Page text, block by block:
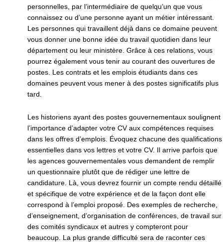
personnelles, par l’intermédiaire de quelqu’un que vous
connaissez ou d’une personne ayant un métier intéressant.
Les personnes qui travaillent déjà dans ce domaine peuvent
vous donner une bonne idée du travail quotidien dans leur
département ou leur ministère. Grâce à ces relations, vous
pourrez également vous tenir au courant des ouvertures de
postes. Les contrats et les emplois étudiants dans ces
domaines peuvent vous mener à des postes significatifs plus
tard.
Les historiens ayant des postes gouvernementaux soulignent
l’importance d’adapter votre CV aux compétences requises
dans les offres d’emplois. Évoquez chacune des qualifications
essentielles dans vos lettres et votre CV. Il arrive parfois que
les agences gouvernementales vous demandent de remplir
un questionnaire plutôt que de rédiger une lettre de
candidature. Là, vous devrez fournir un compte rendu détaillé
et spécifique de votre expérience et de la façon dont elle
correspond à l’emploi proposé. Des exemples de recherche,
d’enseignement, d’organisation de conférences, de travail sur
des comités syndicaux et autres y compteront pour
beaucoup. La plus grande difficulté sera de raconter ces